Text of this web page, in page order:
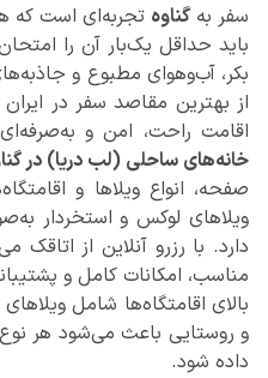
سفر به گناوه تجربه‌ای است که
باید حداقل یک‌بار آن را
بکر، آب‌وهوای مطبوع و
از بهترین مقاصد سفر در
اقامت راحت، امن و
خانه‌های ساحلی (لب دریا) در
صفحه، انواع ویلاها و
ویلاهای لوکس و استخردار
دارد. با رزرو آنلاین از اتاقک
بالای اقامتگاه‌ها شامل
و روستایی باعث می‌شود هر
داده شود.